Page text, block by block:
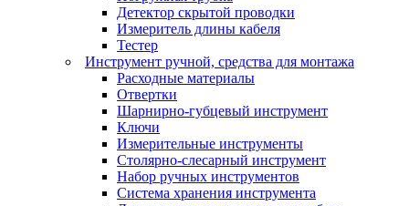
Детектор скрытой проводки
Измеритель длины кабеля
Тестер
Инструмент ручной, средства для монтажа
Расходные материалы
Отвертки
Шарнирно-губцевый инструмент
Ключи
Измерительные инструменты
Столярно-слесарный инструмент
Набор ручных инструментов
Система хранения инструмента